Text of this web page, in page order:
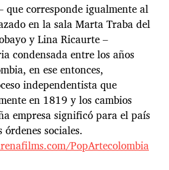
corresponde igualmente al
en la sala Marta Traba del
y Lina Ricaurte –
condensada entre los años
en ese entonces,
independentista que
en 1819 y los cambios
empresa significó para el país
sociales.
PopArtecolombia